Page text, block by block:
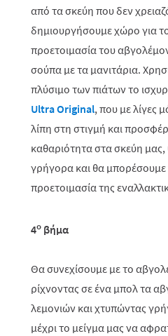
από τα σκεύη που δεν
δημιουργήσουμε χώρο για
προετοιμασία του
σούπα με τα μανιτάρια.
πλύσιμο των πιάτων το
Ultra Original, που με λίγες
λίπη στη στιγμή και
καθαριότητα στα σκεύη
γρήγορα και θα μπορέσουμε
προετοιμασία της
4ο βήμα
Θα συνεχίσουμε με το
ρίχνοντας σε ένα μπολ τα
λεμονιών και χτυπώντας
μέχρι το μείγμα μας να